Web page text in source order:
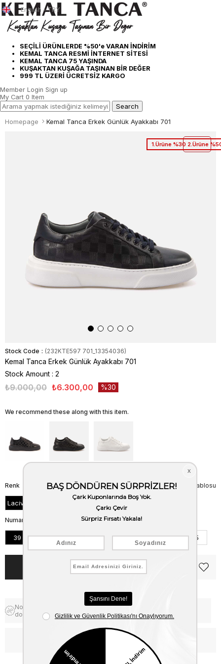
SEÇİLİ ÜRÜNLERDE %50'e VARAN İNDİRİM
KEMAL TANCA RESMİ İNTERNET SİTESİ
KEMAL TANCA 75 YAŞINDA
KUŞAKTAN KUŞAĞA TAŞINAN BİR DEĞER
999 TL ÜZERİ ÜCRETSİZ KARGO
English - TRY
Member Login Sign up
My Cart 0 Item
Homepage Kemal Tanca Erkek Günlük Ayakkabı 701
1.Ürüne %30 2.Ürüne
Stock Code (232KTE597 701_13354036)
Kemal Tanca Erkek Günlük Ayakkabı 701
Stock Amount : 2
₺9.000,00 ₺6.300,00 30
We recommend these along with this item.
Beden Tablosu
Renk
Lacivert
Numara
39 40 41 42 43 44 45
Notify me when the price goes
down
WhatsApp’tan Bilgi Al